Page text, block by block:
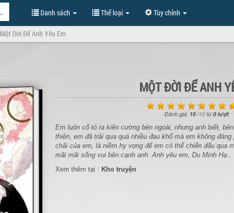
Danh sách Thể loại Tùy chỉnh
Một Đời Để Anh Yêu Em
MỘT ĐỜI ĐỂ ANH
Đánh giá: 10/10từ0 lượt
Em luôn cố tỏ ra kiên cường bên ngoài, nhưng anh biết,
thiện, em đã trải qua quá nhiều đau khổ mà em không
chãi của em, là niềm hy vọng để em có thể chiến đấu qua
mãi mãi sống vui bên cạnh anh. Anh yêu em, Du Minh Hạ..
Xem thêm tại : Kho truyện